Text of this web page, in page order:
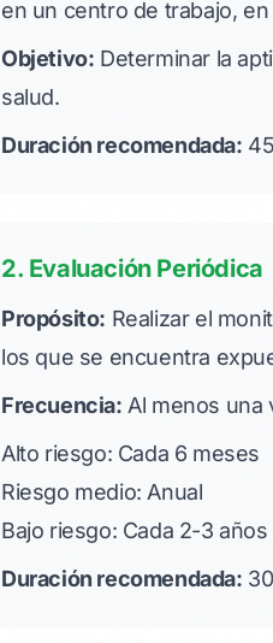
en un centro de trabajo,
Objetivo: Determinar la
salud.
Duración recomendada:
2. Evaluación Periódica
Propósito: Realizar el
los que se encuentra
Frecuencia: Al menos una
Alto riesgo: Cada 6 meses
Riesgo medio: Anual
Bajo riesgo: Cada 2-3 años
Duración recomendada: